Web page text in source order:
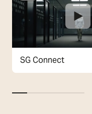
SG Connect